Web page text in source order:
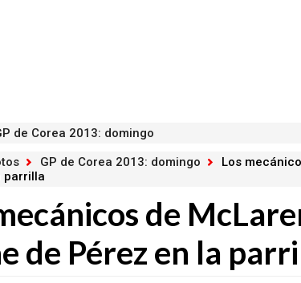
de Corea 2013: domingo
GP de Corea 2013: domingo
Los
parrilla
de
de Pérez en la